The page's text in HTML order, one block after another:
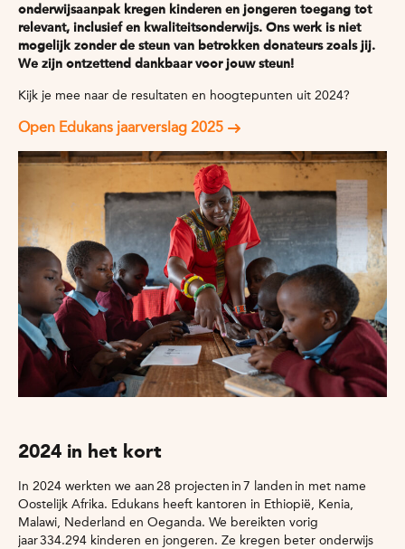
onderwijsaanpak kregen kinderen en jongeren toegang tot
relevant, inclusief en kwaliteitsonderwijs. Ons werk is niet
mogelijk zonder de steun van betrokken donateurs zoals jij.
We zijn ontzettend dankbaar voor jouw steun!
Kijk je mee naar de resultaten en hoogtepunten uit 2024?
Open Edukans jaarverslag 2025
2024 in het kort
In 2024 werkten we aan 28 projecten in 7 landen in met name
Oostelijk Afrika. Edukans heeft kantoren in Ethiopië, Kenia,
Malawi, Nederland en Oeganda. We bereikten vorig
jaar 334.294 kinderen en jongeren. Ze kregen beter onderwijs